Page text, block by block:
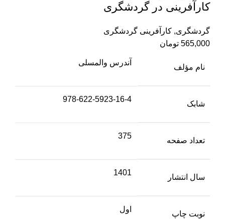
کارآفرینی در گردشگری
گردشگری, کارآفرینی گردشگری
565,000 تومان
نام مؤلف
آندرس والمسلی
شابک
978-622-5923-16-4
تعداد صفحه
375
سال انتشار
1401
نوبت چاپ
اول